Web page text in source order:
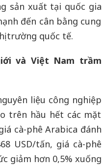
sản xuất tại quốc gia
đến cân bằng cung
trường quốc tế.
và Việt Nam trầm
liệu công nghiệp
trên hầu hết các mặt
cà-phê Arabica đánh
USD/tấn, giá cà-phê
giảm hơn 0,5% xuống